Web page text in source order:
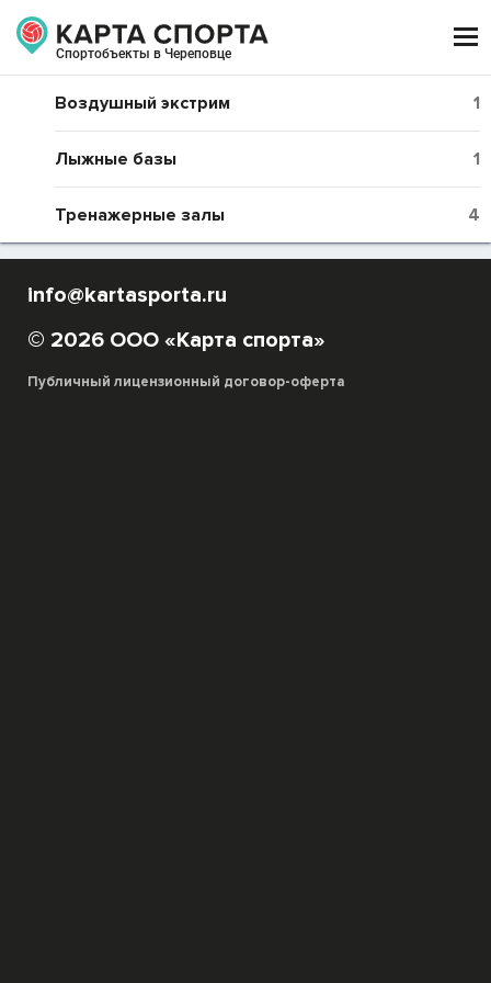
Спортобъекты в Череповце

Воздушный экстрим 1
Лыжные базы 1
Тренажерные залы 4
info@kartasporta.ru
© 2026 ООО «Карта спорта»
Публичный лицензионный договор-оферта